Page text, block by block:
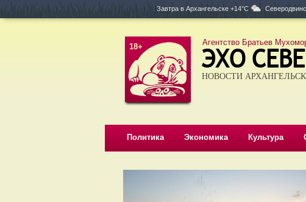
Завтра в Архангельске +14°C
18+ Агентство Братьев
НОВОСТИ
Политика Экономика Культура